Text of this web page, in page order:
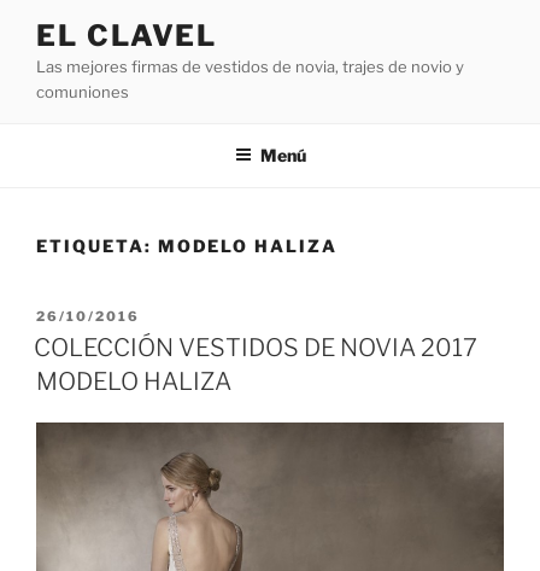
contenido
EL CLAVEL
Las mejores firmas de vestidos de novia, trajes de novio y
comuniones
Menú
ETIQUETA: MODELO HALIZA
PUBLICADO
EL
26/10/2016
COLECCIÓN VESTIDOS DE NOVIA 2017
MODELO HALIZA